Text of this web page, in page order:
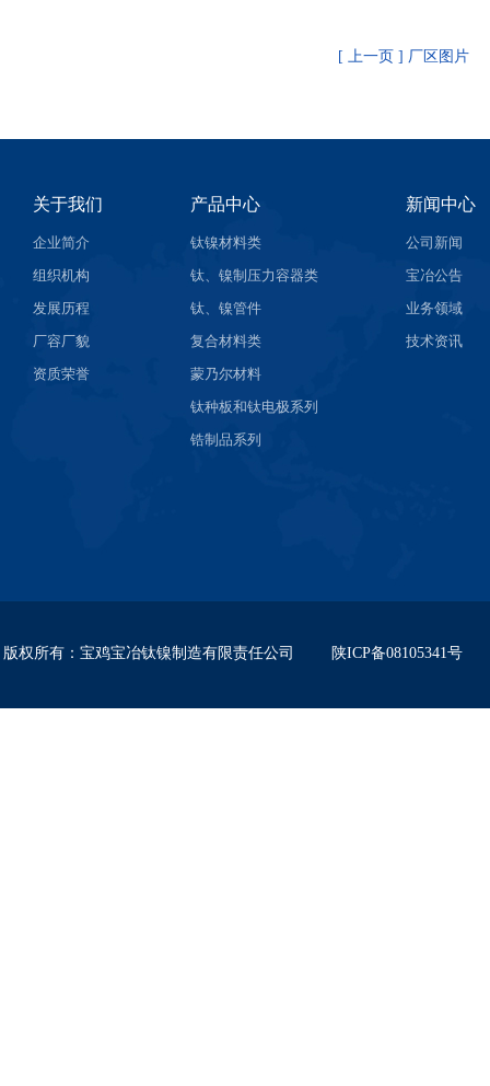
[ 上一页 ] 厂区图片
关于我们
企业简介
组织机构
发展历程
厂容厂貌
资质荣誉
产品中心
钛镍材料类
钛、镍制压力容器类
钛、镍管件
复合材料类
蒙乃尔材料
钛种板和钛电极系列
锆制品系列
新闻中心
公司新闻
宝冶公告
业务领域
技术资讯
版权所有： 宝鸡宝冶钛镍制造有限责任公司 陕ICP备08105341号